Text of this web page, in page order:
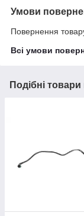
Умови
Повернення
Всі умови
Подібні товари